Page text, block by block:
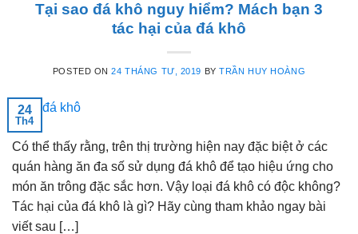
Tại sao đá khô nguy hiểm? Mách bạn 3
tác hại của đá khô
POSTED ON24 THÁNG TƯ, 2019 BYTRẦN HUY HOÀNG
24
Th4
Có thể thấy rằng, trên thị trường hiện nay đặc biệt ở các
quán hàng ăn đa số sử dụng đá khô để tạo hiệu ứng cho
món ăn trông đặc sắc hơn. Vậy loại đá khô có độc không?
Tác hại của đá khô là gì? Hãy cùng tham khảo ngay bài
viết sau […]